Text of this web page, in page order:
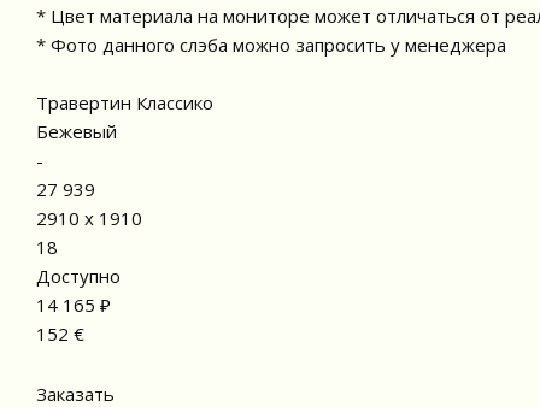
* Цвет материала на мониторе может отличаться от
* Фото данного слэба можно запросить у менеджера
Травертин Классико
Бежевый
-
27 939
2910 x 1910
18
Доступно
14 165 ₽
152 €
Заказать